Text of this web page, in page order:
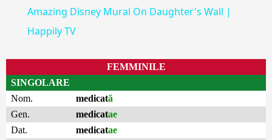
Amazing Disney Mural On Daughter's Wall |
Happily TV
FEMMINILE
SINGOLARE
Nom.
medicată
Gen.
medicatae
Dat.
medicatae